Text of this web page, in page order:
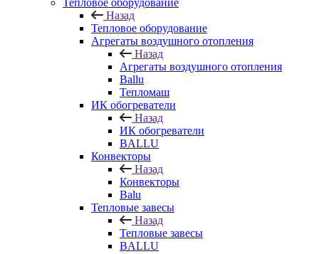
Тепловое оборудование
Назад
Тепловое оборудование
Агрегаты воздушного отопления
Назад
Агрегаты воздушного отопления
Ballu
Тепломаш
ИК обогреватели
Назад
ИК обогреватели
BALLU
Конвекторы
Назад
Конвекторы
Balu
Тепловые завесы
Назад
Тепловые завесы
BALLU